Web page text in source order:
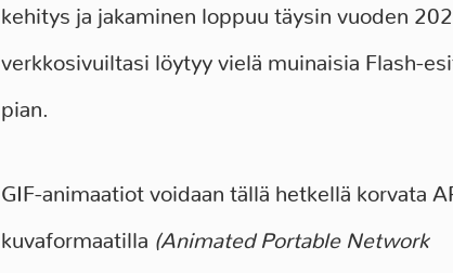
kehitys ja jakaminen loppuu täysin vuoden
verkkosivuiltasi löytyy vielä muinaisia Flash-
pian.
GIF-animaatiot voidaan tällä hetkellä korvata
kuvaformaatilla (Animated Portable Network